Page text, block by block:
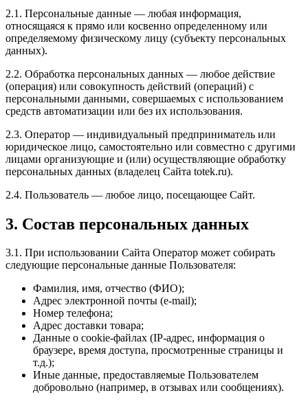
2.1. Персональные данные — любая информация,
относящаяся к прямо или косвенно определенному или
определяемому физическому лицу (субъекту персональных
данных).
2.2. Обработка персональных данных — любое действие
(операция) или совокупность действий (операций) с
персональными данными, совершаемых с использованием
средств автоматизации или без их использования.
2.3. Оператор — индивидуальный предприниматель или
юридическое лицо, самостоятельно или совместно с другими
лицами организующие и (или) осуществляющие обработку
персональных данных (владелец Сайта totek.ru).
2.4. Пользователь — любое лицо, посещающее Сайт.
3. Состав персональных данных
3.1. При использовании Сайта Оператор может собирать
следующие персональные данные Пользователя:
Фамилия, имя, отчество (ФИО);
Адрес электронной почты (e-mail);
Номер телефона;
Адрес доставки товара;
Данные о cookie-файлах (IP-адрес, информация о
браузере, время доступа, просмотренные страницы и
т.д.);
Иные данные, предоставляемые Пользователем
добровольно (например, в отзывах или сообщениях).